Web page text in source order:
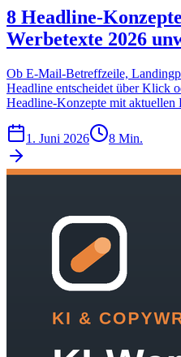
8 Headline-
Werbetexte 2026
Ob E-Mail-Betreffzeile,
Headline entscheidet über Klick
Headline-Konzepte mit aktuellen
1. Juni 2026 8 Min.